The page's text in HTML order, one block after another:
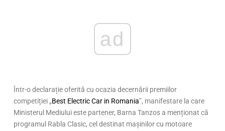
ad
Într-o declarație oferită cu ocazia decernării premiilor
competiției „Best Electric Car in Romania”, manifestare la care
Ministerul Mediului este partener, Barna Tanzos a menționat că
programul Rabla Clasic, cel destinat mașinilor cu motoare